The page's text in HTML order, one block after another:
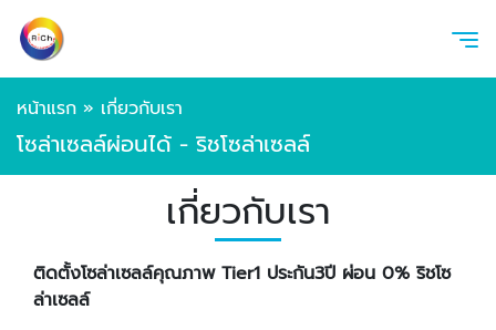
หน้าแรก » เกี่ยวกับเรา
โซล่าเซลล์ผ่อนได้ - ริชโซล่าเซลล์
เกี่ยวกับเรา
ติดตั้งโซล่าเซลล์คุณภาพ Tier1 ประกัน3ปี ผ่อน 0% ริชโซ
ล่าเซลล์